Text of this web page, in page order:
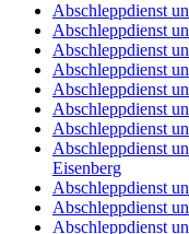
Abschleppdienst
Abschleppdienst
Abschleppdienst
Abschleppdienst
Abschleppdienst
Abschleppdienst
Abschleppdienst
Abschleppdienst
Eisenberg
Abschleppdienst
Abschleppdienst
Abschleppdienst